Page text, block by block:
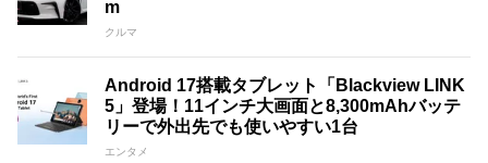
m
クルマ
Android 17搭載タブレット「Blackview LINK
5」登場！11インチ大画面と8,300mAhバッテ
リーで外出先でも使いやすい1台
エンタメ